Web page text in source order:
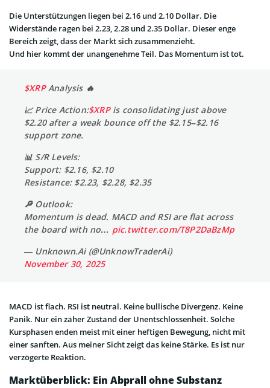
Die Unterstützungen liegen bei 2.16 und 2.10 Dollar. Die
Widerstände ragen bei 2.23, 2.28 und 2.35 Dollar. Dieser enge
Bereich zeigt, dass der Markt sich zusammenzieht.
Und hier kommt der unangenehme Teil. Das Momentum ist tot.
$XRPAnalysis 🔥
📈 Price Action:$XRPis consolidating just above
$2.20 after a weak bounce off the $2.15–$2.16
support zone.
📊 S/R Levels:
Support: $2.16, $2.10
Resistance: $2.23, $2.28, $2.35
🔎 Outlook:
Momentum is dead. MACD and RSI are flat across
the board with no… pic.twitter.com/T8P2DaBzMp
— Unknown.Ai (@UnknowTraderAi)
November 30, 2025
MACD ist flach. RSI ist neutral. Keine bullische Divergenz. Keine
Panik. Nur ein zäher Zustand der Unentschlossenheit. Solche
Kursphasen enden meist mit einer heftigen Bewegung, nicht mit
einer sanften. Aus meiner Sicht zeigt das keine Stärke. Es ist nur
verzögerte Reaktion.
Marktüberblick: Ein Abprall ohne Substanz